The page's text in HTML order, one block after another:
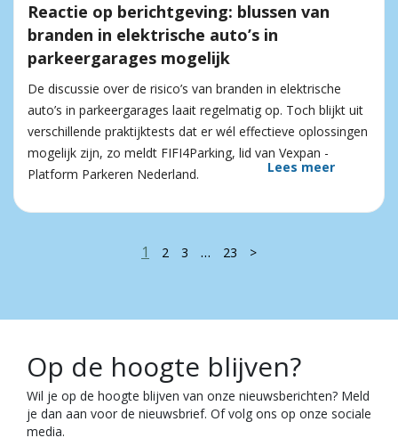
Reactie op berichtgeving: blussen van
branden in elektrische auto’s in
parkeergarages mogelijk
De discussie over de risico’s van branden in elektrische
auto’s in parkeergarages laait regelmatig op. Toch blijkt uit
verschillende praktijktests dat er wél effectieve oplossingen
mogelijk zijn, zo meldt FIFI4Parking, lid van Vexpan -
Platform Parkeren Nederland.
Lees meer
1 2 3 … 23 >
Op de hoogte blijven?
Wil je op de hoogte blijven van onze nieuwsberichten? Meld
je dan aan voor de nieuwsbrief. Of volg ons op onze sociale
media.